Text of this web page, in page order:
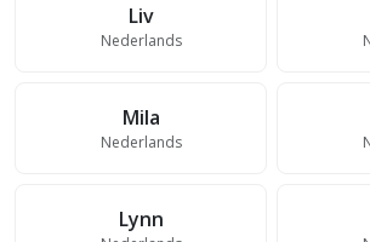
Liv
Nederlands
Mila
Nederlands
Lynn